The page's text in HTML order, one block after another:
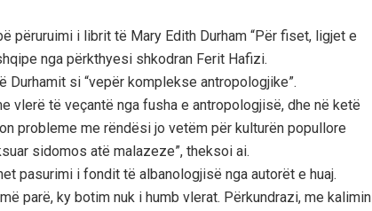
përuruimi i librit të Mary Edith Durham “Për fiset, ligjet e
nga përkthyesi shkodran Ferit Hafizi.
si “vepër komplekse antropologjike”.
vlerë të veçantë nga fusha e antropologjisë, dhe në ketë
probleme me rëndësi jo vetëm për kulturën popullore
sidomos atë malazeze”, theksoi ai.
pasurimi i fondit të albanologjisë nga autorët e huaj.
parë, ky botim nuk i humb vlerat. Përkundrazi, me